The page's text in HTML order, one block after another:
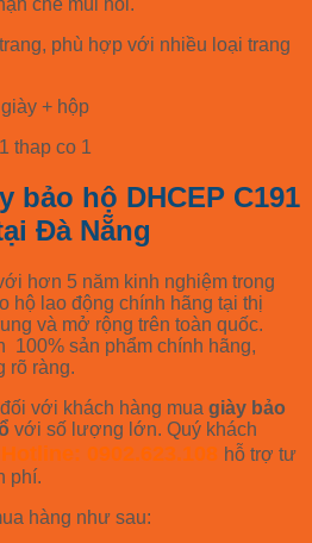
phù hợp với nhiều loại trang
+ hộp
bảo hộ DHCEP C191
Đà Nẵng
hơn 5 năm kinh nghiệm trong
hộ lao động chính hãng tại thị
và mở rộng trên toàn quốc.
100% sản phẩm chính hãng,
rõ ràng.
với khách hàng mua giày bảo
với số lượng lớn. Quý khách
Hotline: 0902.623.108 hỗ trợ tư
phí.
hàng như sau: